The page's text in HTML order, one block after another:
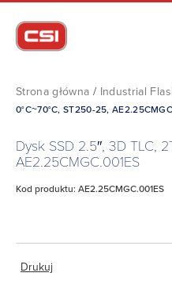
Strona główna / Industrial
0°C~70°C, ST250-25,
Dysk SSD 2.5″, 3D TLC,
AE2.25CMGC.001ES
Kod produktu: AE2.25CMGC.001ES
Drukuj